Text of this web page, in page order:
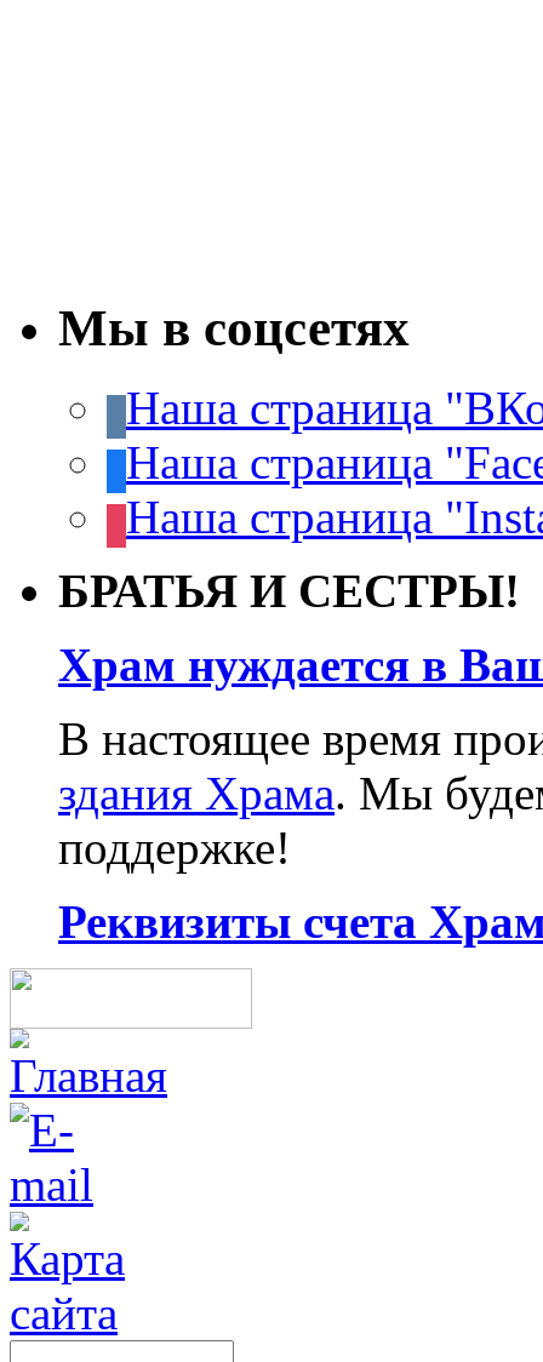
Мы в соцсетях
Наша страница
Наша страница
Наша страница
БРАТЬЯ И СЕСТРЫ!
Храм нуждается в
В настоящее время
здания Храма. Мы
поддержке!
Реквизиты счета